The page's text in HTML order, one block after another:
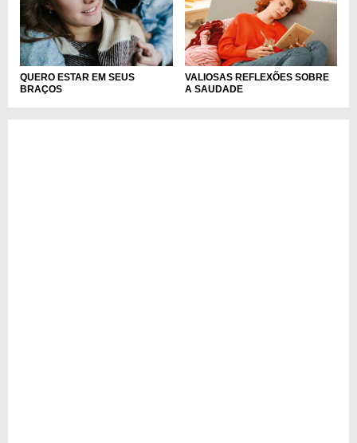
QUERO ESTAR EM SEUS
BRAÇOS
VALIOSAS REFLEXÕES SOBRE
A SAUDADE